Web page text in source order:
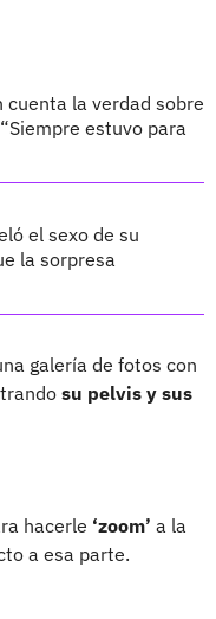
cuenta la verdad sobre
estuvo para
el sexo de su
la sorpresa
galería de fotos con
su pelvis y sus
hacerle ‘zoom’ a la
a esa parte.